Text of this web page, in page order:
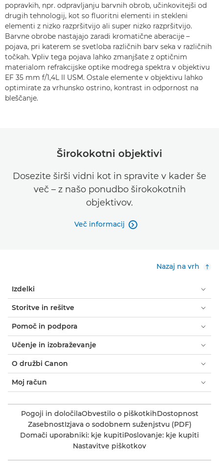
popravkih, npr. odpravljanju barvnih obrob, učinkovitejši od
drugih tehnologij, kot so fluoritni elementi in stekleni
elementi z nizko razpršitvijo ali super nizko razpršitvijo.
Barvne obrobe nastajajo zaradi kromatične aberacije –
pojava, pri katerem se svetloba različnih barv seka v različnih
točkah. Vpliv tega pojava lahko zmanjšate z optičnim
materialom refrakcijske optike modrega spektra v objektivu
EF 35 mm f/1,4L II USM. Ostale elemente v objektivu lahko
optimirate za vrhunsko ostrino, kontrast in odpornost na
bleščanje.
Širokokotni objektivi
Dosezite širši vidni kot in spravite v kader še
več – z našo ponudbo širokokotnih
objektivov.
Več informacij 
Nazaj na vrh
Izdelki
Storitve in rešitve
Pomoč in podpora
Učenje in izobraževanje
O družbi Canon
Moj račun
Pogoji in določilaObvestilo o piškotkihDostopnost
ZasebnostIzjava o sodobnem suženjstvu (PDF)
Domači uporabniki: kje kupitiPoslovanje: kje kupiti
Nastavitve piškotkov